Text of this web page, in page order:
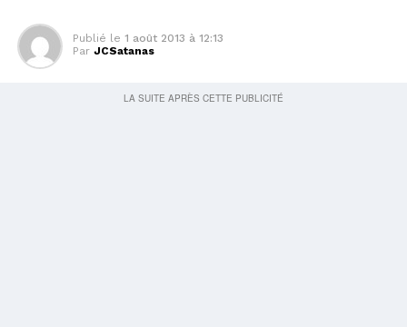
Publié le 1 août 2013 à 12:13
Par JCSatanas